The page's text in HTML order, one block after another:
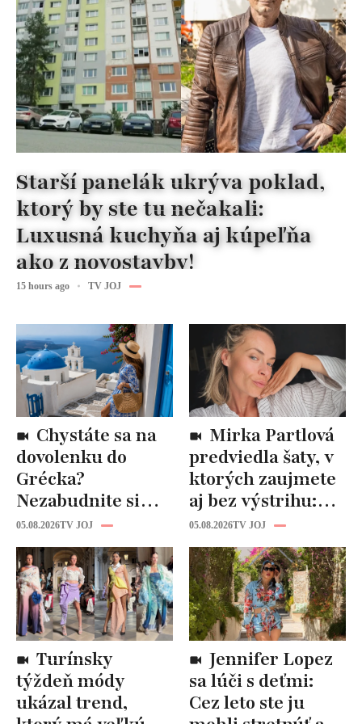
Starší panelák ukrýva poklad,
ktorý by ste tu nečakali:
Luxusná kuchyňa aj kúpeľňa
ako z novostavby!
15 hours ago TV JOJ
dovolenku do
Grécka?
Nezabudnite si
odtiaľ uloviť tieto
štýlové kúsky
05.08.2026TV JOJ
predviedla šaty, v
ktorých zaujmete
aj bez výstrihu:
Ich čaro je v tomto
detaile
05.08.2026TV JOJ
týždeň módy
ukázal trend,
sa lúči s deťmi:
Cez leto ste ju